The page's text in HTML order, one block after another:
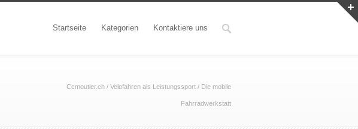
Startseite Kategorien Kontaktiere uns
Ccmoutier.ch / Velofahren als Leistungssport / Die mobile
Fahrradwerkstatt